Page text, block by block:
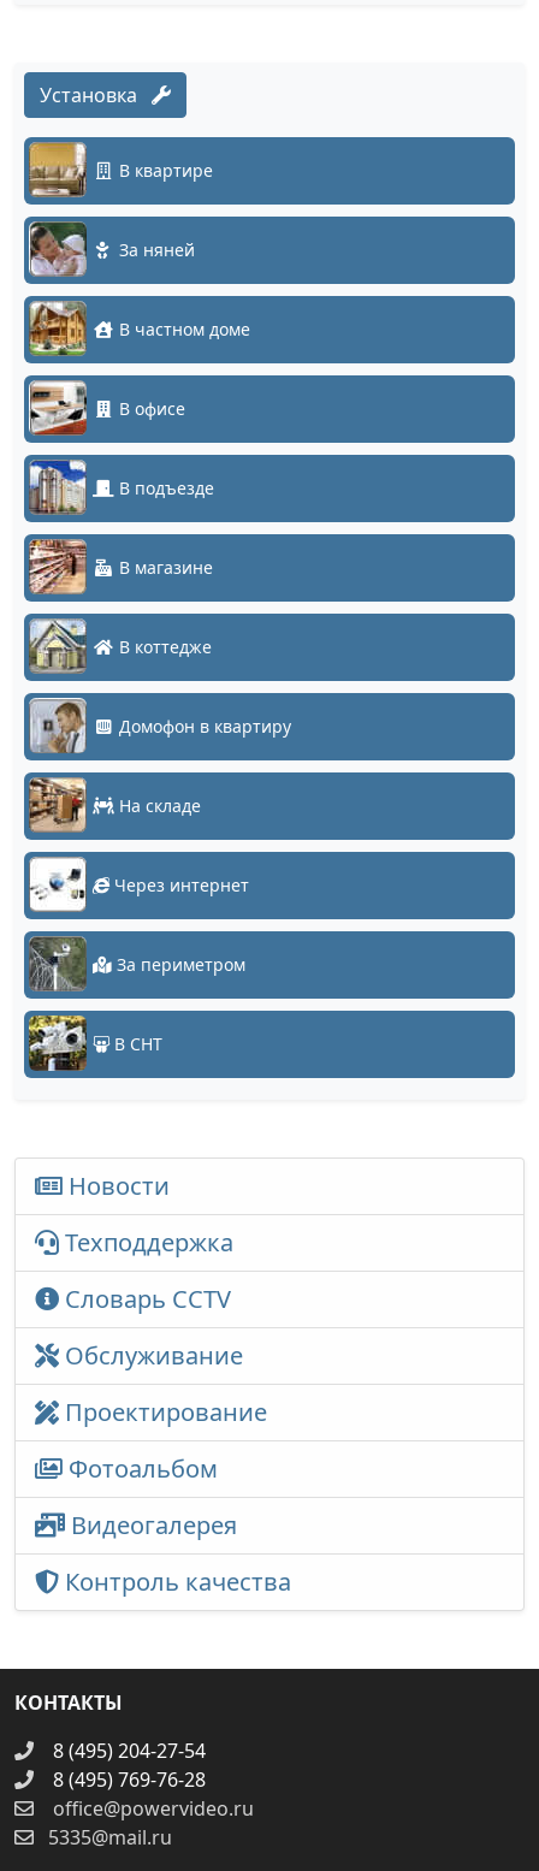
Установка
В квартире
За няней
В частном доме
В офисе
В подъезде
В магазине
В коттедже
Домофон в квартиру
На складе
Через интернет
За периметром
В СНТ
Новости
Техподдержка
Словарь CCTV
Обслуживание
Проектирование
Фотоальбом
Видеогалерея
Контроль качества
КОНТАКТЫ
8 (495) 204-27-54
8 (495) 769-76-28
office@powervideo.ru
5335@mail.ru